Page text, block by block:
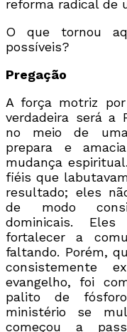
reforma radical de
O que tornou
possíveis?
Pregação
A força motriz
verdadeira será a
no meio de
prepara e
mudança
fiéis que
resultado; eles
de modo
dominicais. Eles
fortalecer a
faltando. Porém,
consistemente
evangelho, foi
palito de
ministério se
começou a